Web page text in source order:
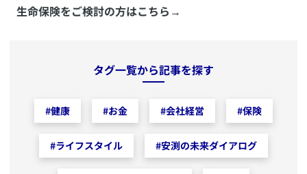
生命保険をご検討の方はこちら →
タグ一覧から記事を探す
#健康 #お金 #会社経営 #保険
#ライフスタイル #安渕の未来ダイアログ